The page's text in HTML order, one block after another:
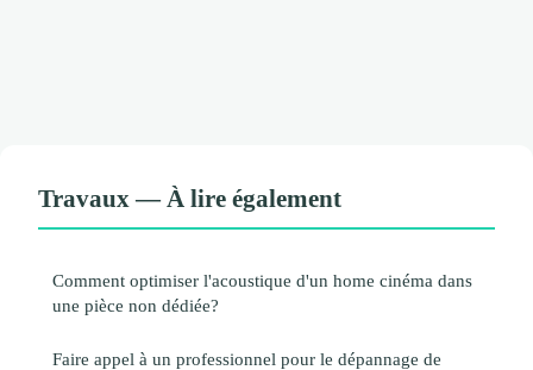
Travaux — À lire également
Comment optimiser l'acoustique d'un home cinéma dans
une pièce non dédiée?
Faire appel à un professionnel pour le dépannage de